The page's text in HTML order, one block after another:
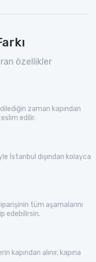
özellikler
zaman kapından
edilir.
İstanbul dışından kolayca
tüm aşamalarını
edebilirsin.
kapından alınır, kapına